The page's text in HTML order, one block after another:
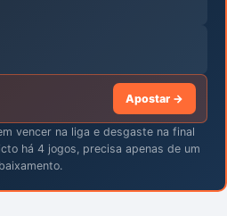
Apostar →
vencer na liga e desgaste na final
há 4 jogos, precisa apenas de um